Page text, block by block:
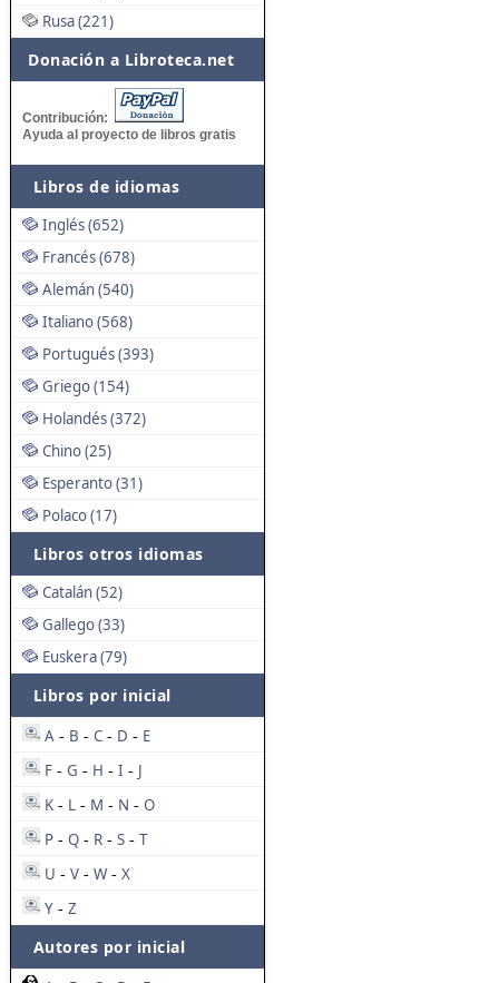
Rusa (221)
Donación a Libroteca.net
Contribución:
Ayuda al proyecto de libros gratis
Libros de idiomas
Inglés (652)
Francés (678)
Alemán (540)
Italiano (568)
Portugués (393)
Griego (154)
Holandés (372)
Chino (25)
Esperanto (31)
Polaco (17)
Libros otros idiomas
Catalán (52)
Gallego (33)
Euskera (79)
Libros por inicial
A - B - C - D - E
F - G - H - I - J
K - L - M - N - O
P - Q - R - S - T
U - V - W - X
Y - Z
Autores por inicial